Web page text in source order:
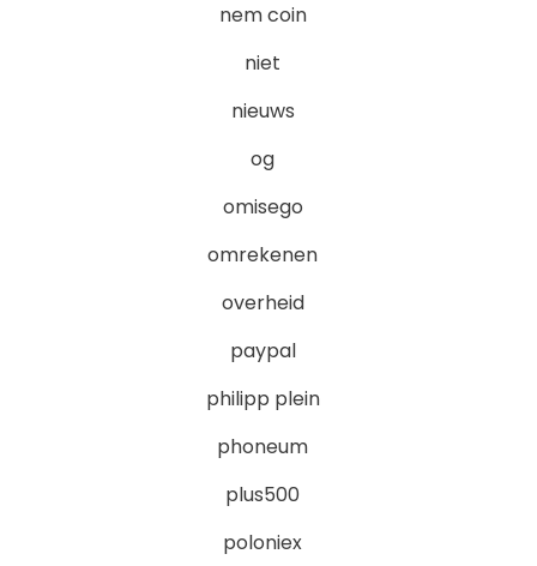
nem coin
niet
nieuws
og
omisego
omrekenen
overheid
paypal
philipp plein
phoneum
plus500
poloniex